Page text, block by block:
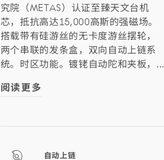
究院（METAS）认证至臻天文台机
芯，抵抗高达15,000高斯的强磁场。
搭载带有硅游丝的无卡度游丝摆轮，
两个串联的发条盒，双向自动上链系
统。时区功能。镀铑自动陀和夹板，...
阅读更多
自动上链